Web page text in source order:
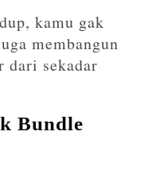
kamu gak
membangun
dari sekadar
Bundle